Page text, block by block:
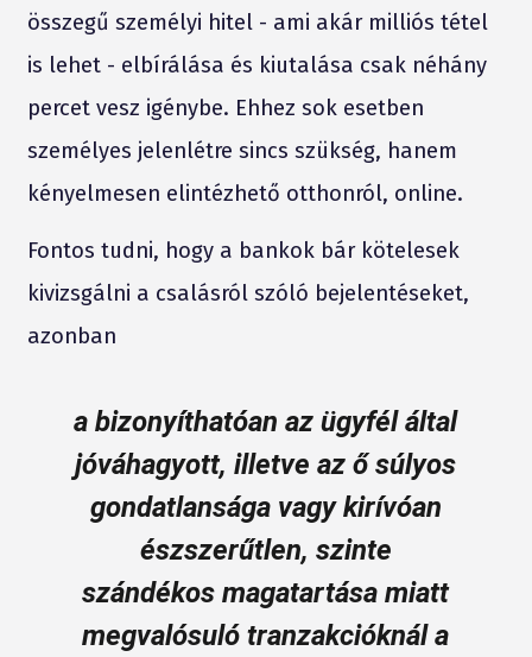
összegű személyi hitel - ami akár milliós tétel
is lehet - elbírálása és kiutalása csak néhány
percet vesz igénybe. Ehhez sok esetben
személyes jelenlétre sincs szükség, hanem
kényelmesen elintézhető otthonról, online.
Fontos tudni, hogy a bankok bár kötelesek
kivizsgálni a csalásról szóló bejelentéseket,
azonban
a bizonyíthatóan az ügyfél által
jóváhagyott, illetve az ő súlyos
gondatlansága vagykirívóan
észszerűtlen, szinte
szándékosmagatartása miatt
megvalósuló tranzakcióknál a